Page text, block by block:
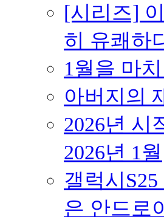
[시리즈]
히 유쾌하
1월을 마
아버지의
2026년 시
2026년 1월
갤럭시
은 안드로